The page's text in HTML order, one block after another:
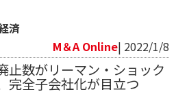
済
M＆A Online| 2022/1/8
止数がリーマン・ショック
完全子会社化が目立つ